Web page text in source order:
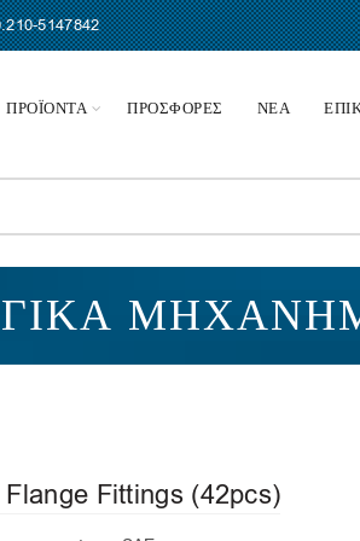
5147842
ΠΡΟΪΟΝΤΑ ΠΡΟΣΦΟΡΕΣ ΝΕΑ
Fittings (42pcs)